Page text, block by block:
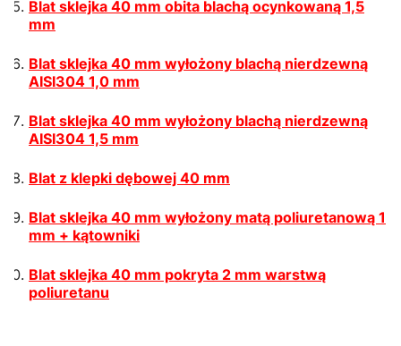
Blat sklejka 40 mm obita blachą ocynkowaną 1,5
mm
Blat sklejka 40 mm wyłożony blachą nierdzewną
AISI304 1,0 mm
Blat sklejka 40 mm wyłożony blachą nierdzewną
AISI304 1,5 mm
Blat z klepki dębowej 40 mm
Blat sklejka 40 mm wyłożony matą poliuretanową 1
mm + kątowniki
Blat sklejka 40 mm pokryta 2 mm warstwą
poliuretanu